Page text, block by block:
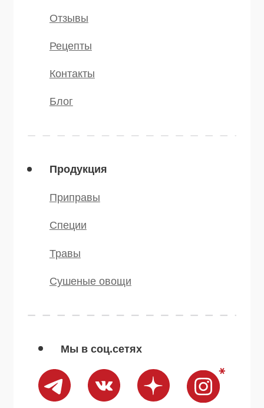
запрещённой на территории РФ